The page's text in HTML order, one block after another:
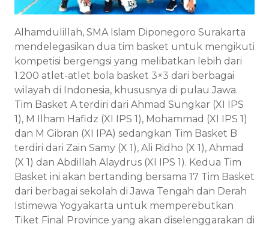
Alhamdulillah, SMA Islam Diponegoro Surakarta
mendelegasikan dua tim basket untuk mengikuti
kompetisi bergengsi yang melibatkan lebih dari
1.200 atlet-atlet bola basket 3×3 dari berbagai
wilayah di Indonesia, khususnya di pulau Jawa.
Tim Basket A terdiri dari Ahmad Sungkar (XI IPS
1), M Ilham Hafidz (XI IPS 1), Mohammad (XI IPS 1)
dan M Gibran (XI IPA) sedangkan Tim Basket B
terdiri dari Zain Samy (X 1), Ali Ridho (X 1), Ahmad
(X 1) dan Abdillah Alaydrus (XI IPS 1). Kedua Tim
Basket ini akan bertanding bersama 17 Tim Basket
dari berbagai sekolah di Jawa Tengah dan Derah
Istimewa Yogyakarta untuk memperebutkan
Tiket Final Province yang akan diselenggarakan di